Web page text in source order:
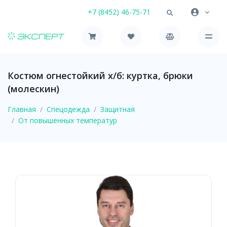
+7 (8452) 46-75-71
Костюм огнестойкий х/б: куртка, брюки
(молескин)
Главная Спецодежда
Защитная
От повышенных температур